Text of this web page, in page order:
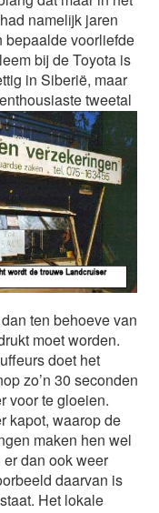
namelijk jaren
bepaalde voorliefde
bij de Toyota is
in Siberië, maar
tweetal
ten behoeve van
moet worden.
doet het
zo’n 30 seconden
voor te gloeien.
kapot, waarop de
maken hen wel
dan ook weer
daarvan is
Het lokale